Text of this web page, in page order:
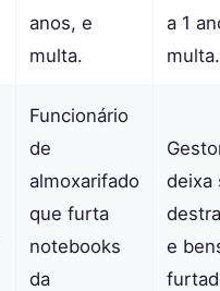
anos, e
multa.
a 1
multa.
Funcionário
de
almoxarifado
que furta
notebooks
da
deixa
e